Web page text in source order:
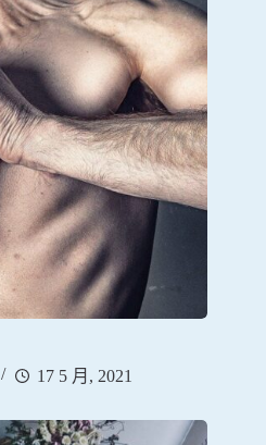
17 5 月, 2021